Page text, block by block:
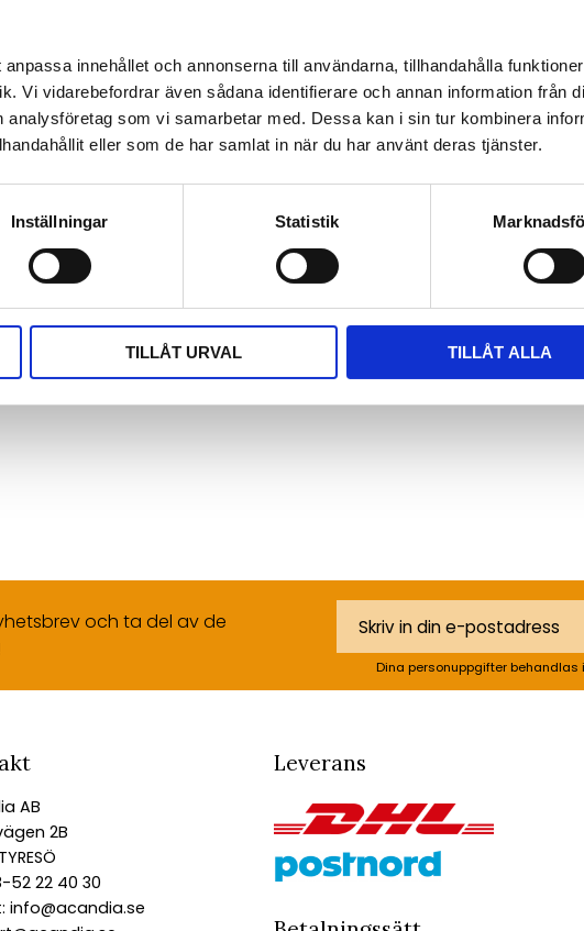
innehållet och annonserna till användarna, tillhandahålla
Vi vidarebefordrar även sådana identifierare och annan information från
som vi samarbetar med. Dessa kan i sin tur kombinera
eller som de har samlat in när du har använt deras tjänster.
Inställningar Statistik
TILLÅT URVAL TILLÅT ALLA
för nätverk som
på upp till
accesspunkterna
802.3bt (PoE++)-
strömsätta de mest
har en
för att
(60W)
Du
Bli den första att lämna ett omdöme.
och ta del av de
Dina personuppgifter behandlas
AB
2B
52 22 40 30
info@acandia.se
Leverans